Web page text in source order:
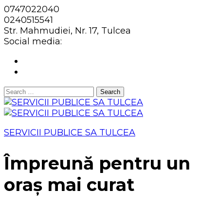
0747022040
0240515541
Str. Mahmudiei, Nr. 17, Tulcea
Social media:
Search
for:
SERVICII PUBLICE SA TULCEA
Împreună pentru un
oraș mai curat